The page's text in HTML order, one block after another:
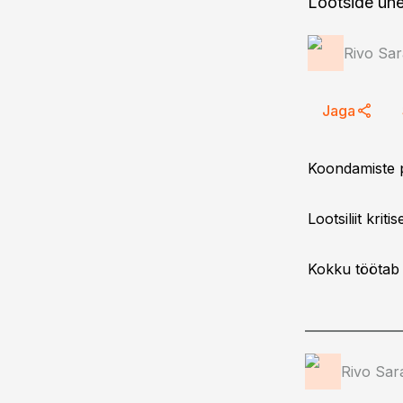
Rivo
Jaga
Koondamiste
Lootsiliit
Kokku töötab
Rivo